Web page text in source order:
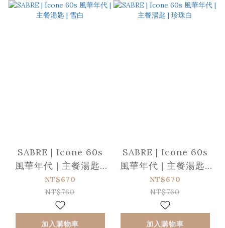
SABRE | Icone 60s
風華年代 | 主餐湯匙 |
雪白
NT$670
NT$760
加入購物車
SABRE | Icone 60s
風華年代 | 主餐湯匙 |
珍珠白
NT$670
NT$760
加入購物車